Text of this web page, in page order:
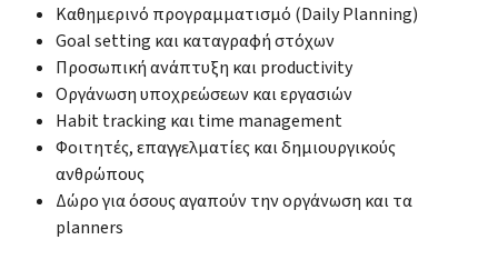
Καθημερινό προγραμματισμό (Daily Planning)
Goal setting και καταγραφή στόχων
Προσωπική ανάπτυξη και productivity
Οργάνωση υποχρεώσεων και εργασιών
Habit tracking και time management
Φοιτητές, επαγγελματίες και δημιουργικούς
ανθρώπους
Δώρο για όσους αγαπούν την οργάνωση και τα
planners